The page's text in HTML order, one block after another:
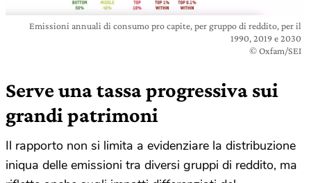
Emissioni annuali di consumo pro capite, per gruppo di reddito, per il
1990, 2019 e 2030
© Oxfam/SEI
Serve una tassa progressiva sui
grandi patrimoni
Il rapporto non si limita a evidenziare la distribuzione
iniqua delle emissioni tra diversi gruppi di reddito, ma